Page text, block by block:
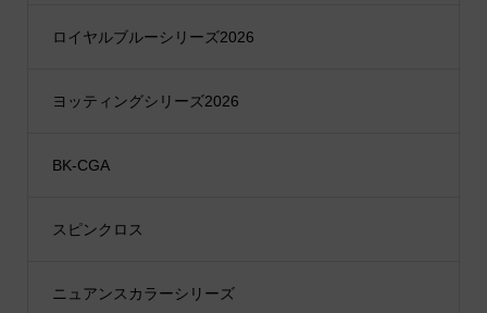
ロイヤルブルーシリーズ2026
ヨッティングシリーズ2026
BK-CGA
スピンクロス
ニュアンスカラーシリーズ